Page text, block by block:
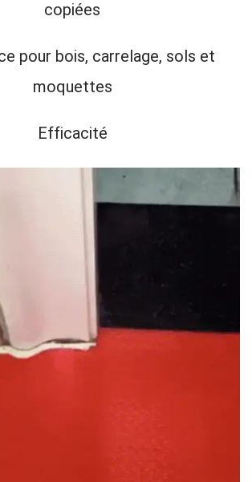
copiées
pour bois, carrelage, sols et
moquettes
Efficacité